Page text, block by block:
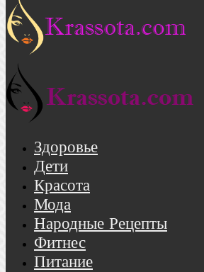
Здоровье
Дети
Красота
Мода
Народные Рецепты
Фитнес
Питание